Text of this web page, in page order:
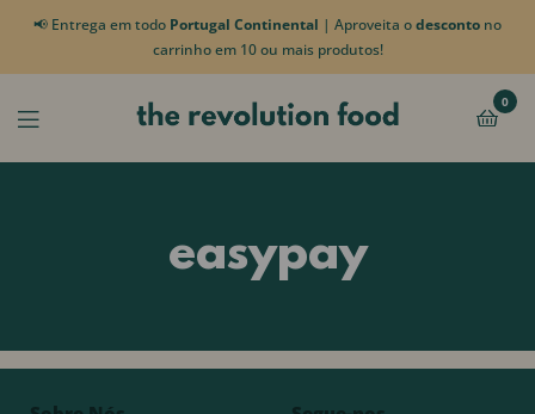
📢 Entrega em todo Portugal Continental | Aproveita odesconto no
carrinho em 10 ou mais produtos!
0
easypay